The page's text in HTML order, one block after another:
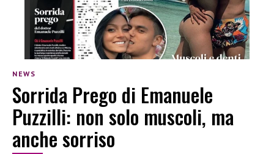
NEWS
Sorrida Prego di Emanuele
Puzzilli: non solo muscoli, ma
anche sorriso